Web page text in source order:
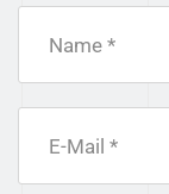
Name *
E-Mail *